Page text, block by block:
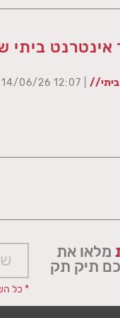
אינטרנט
ביתי//
מלאו את
תיק תק
* כל